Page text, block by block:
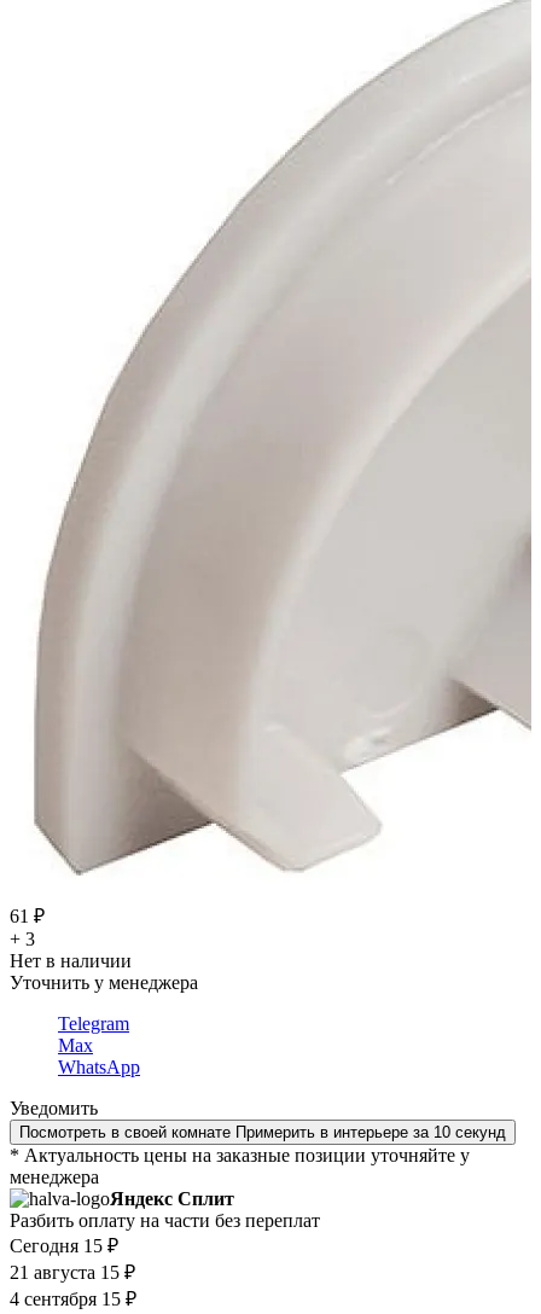
61 ₽
+ 3
Нет в наличии
Уточнить у менеджера
Telegram
Max
WhatsApp
Уведомить
Посмотреть в своей комнате Примерить в интерьере за 10 секунд
* Актуальность цены на заказные позиции уточняйте у
менеджера
Яндекс Сплит
Разбить оплату на части без переплат
Сегодня 15 ₽
21 августа 15 ₽
4 сентября 15 ₽